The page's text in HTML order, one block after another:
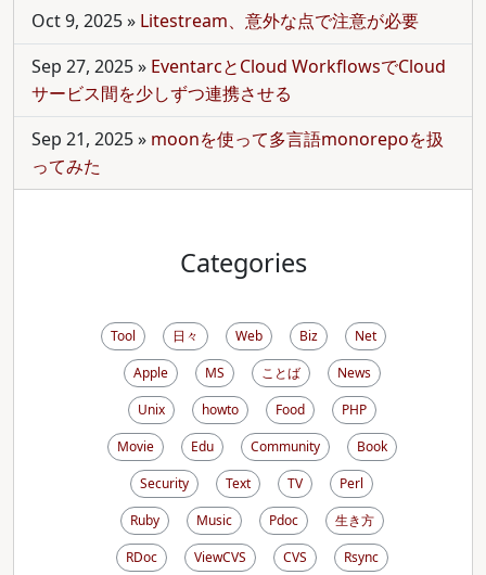
Oct 9, 2025» Litestream、意外な点で注意が必要
Sep 27, 2025» EventarcとCloud WorkflowsでCloud
サービス間を少しずつ連携させる
Sep 21, 2025» moonを使って多言語monorepoを扱
ってみた
Categories
Tool 日々 Web Biz
Net
Apple
MS ことば
News
Unix
howto Food
PHP
Movie
Edu Community
Book
Security
Text TV
Perl
Ruby
Music Pdoc
生き方
RDoc
ViewCVS CVS Rsync